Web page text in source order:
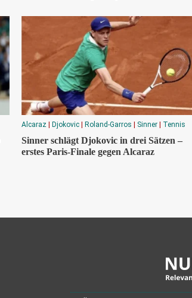
Alcaraz | Djokovic | Roland-Garros | Sinner | Tennis
Sinner schlägt Djokovic in drei Sätzen –
erstes Paris-Finale gegen Alcaraz